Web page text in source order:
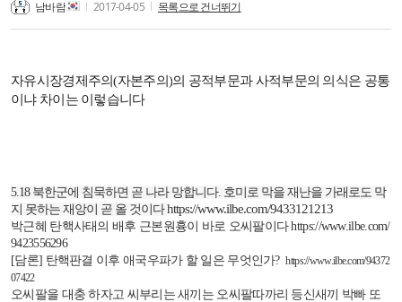
9 김종화
1 19
남바람 2017-04-05 목록으로 건너뛰기
자유시장경제주의(자본주의)의 공적부문과 사적부문의 의식은 공통
이냐 차이는 이렇습니다
5.18 북한군에 침묵하면 곧 나라 망합니다. 호미로 막을 재난을 가래로도 막
지 못하는 재앙이 곧 올 것이다 https://www.ilbe.com/9433121213
박근혜 탄핵사태의 배후 근본원흉이 바로 오씨팔이다 https://www.ilbe.com/
9423556296
[담론] 탄핵판결 이후 애국우파가 할 일은 무엇인가?https://www.ilbe.com/94372
07422
오씨팔을 대충 하자고 씨부리는 새끼는 오씨팔따까리 등신새끼 박빠 또